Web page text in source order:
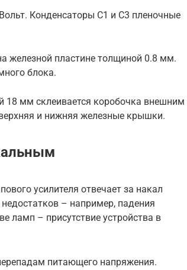
Конденсаторы С1 и С3 пленочные
железной пластине толщиной 0.8 мм.
блока.
18 мм склеивается коробочка внешним
и нижняя железные крышки.
усилителя отвечает за накал
– например, падения
ламп – присутствие устройства в
питающего напряжения.